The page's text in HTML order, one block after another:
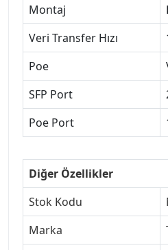
Montaj
Veri Transfer Hızı
Poe
SFP Port
Poe Port
Diğer Özellikler
Stok Kodu
Marka